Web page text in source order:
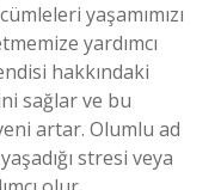
yaşamımızı
yardımcı
hakkındaki
sağlar ve bu
artar. Olumlu ad
stresi veya